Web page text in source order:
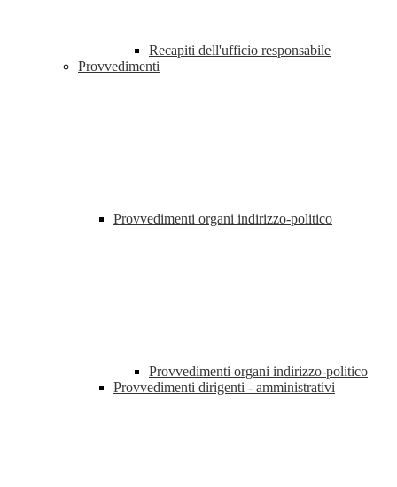
Recapiti dell'ufficio responsabile
Provvedimenti
Provvedimenti organi indirizzo-politico
Provvedimenti organi indirizzo-politico
Provvedimenti dirigenti - amministrativi